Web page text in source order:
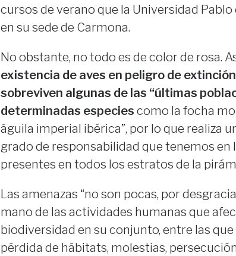
cursos de verano que la Universidad
en su sede de Carmona.
No obstante, no todo es de color de rosa.
existencia de aves en peligro de
sobreviven algunas de las “últimas
determinadas especies como la focha
águila imperial ibérica”, por lo que realiza
grado de responsabilidad que tenemos en
presentes en todos los estratos de la
Las amenazas “no son pocas, por
mano de las actividades humanas que
biodiversidad en su conjunto, entre las
pérdida de hábitats, molestias,